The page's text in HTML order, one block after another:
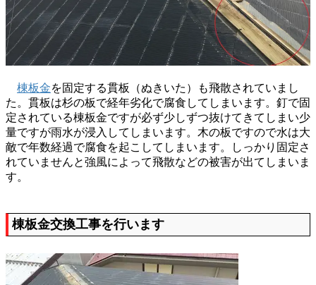
棟板金を固定する貫板（ぬきいた）も飛散されていまし
た。貫板は杉の板で経年劣化で腐食してしまいます。釘で固
定されている棟板金ですが必ず少しずつ抜けてきてしまい少
量ですが雨水が浸入してしまいます。木の板ですので水は大
敵で年数経過で腐食を起こしてしまいます。しっかり固定さ
れていませんと強風によって飛散などの被害が出てしまいま
す。
棟板金交換工事を行います